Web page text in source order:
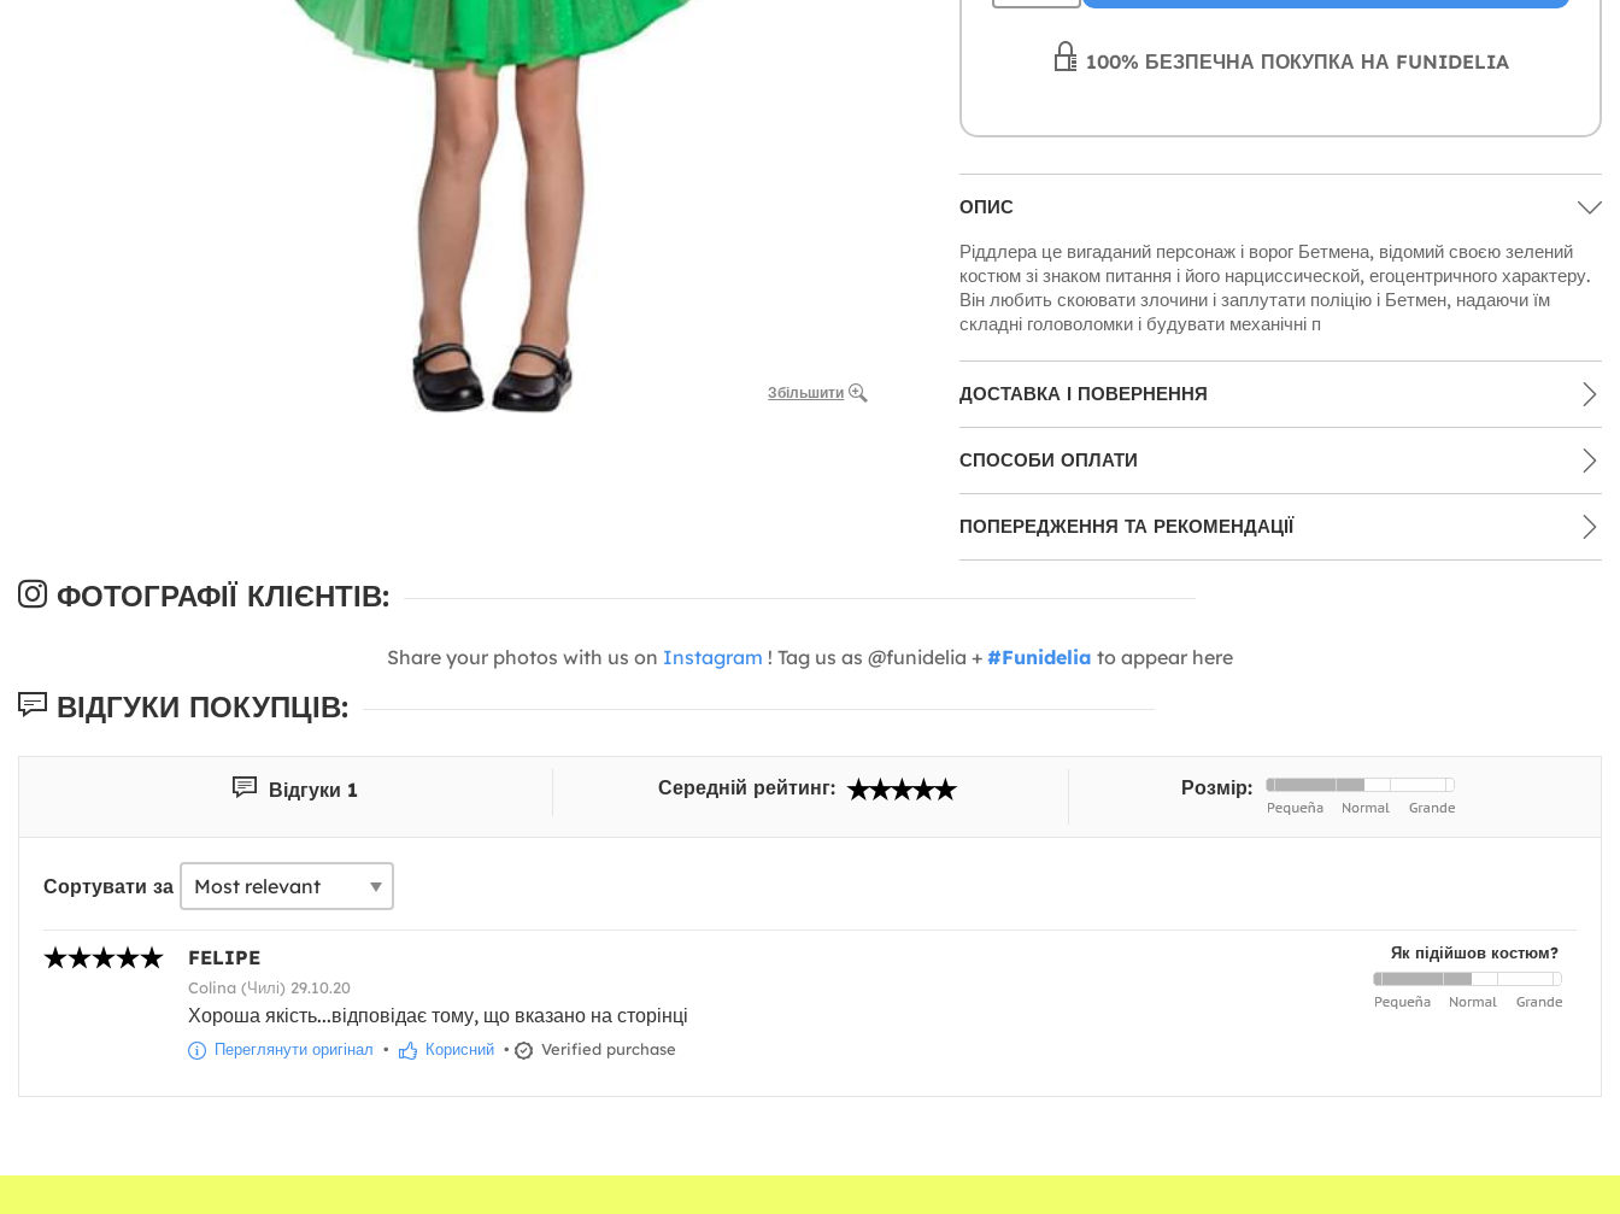
Збільшити
100% БЕЗПЕЧНА ПОКУПКА НА FUNIDELIA
ОПИС
Ріддлера це вигаданий персонаж і ворог Бетмена, відомий своєю зелений
костюм зі знаком питання і його нарциссической, егоцентричного характеру.
Він любить скоювати злочини і заплутати поліцію і Бетмен, надаючи їм
складні головоломки і будувати механічні п
ДОСТАВКА І ПОВЕРНЕННЯ
СПОСОБИ ОПЛАТИ
ПОПЕРЕДЖЕННЯ ТА РЕКОМЕНДАЦІЇ
ФОТОГРАФІЇ КЛІЄНТІВ:
Share your photos with us on Instagram ! Tag us as @funidelia + #Funidelia to appear here
ВІДГУКИ ПОКУПЦІВ:
Відгуки 1 Середній рейтинг: Розмір:
Сортувати за
Як підійшов костюм?
FELIPE
Colina (Чилі) 29.10.20
Хороша якість...відповідає тому, що вказано на сторінці
Переглянути оригінал • Корисний • Verified purchase